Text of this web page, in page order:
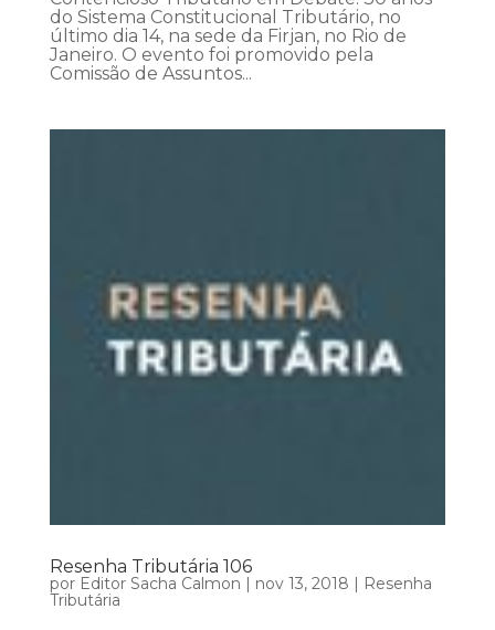
do Sistema Constitucional Tributário, no
último dia 14, na sede da Firjan, no Rio de
Janeiro. O evento foi promovido pela
Comissão de Assuntos...
Resenha Tributária 106
por Editor Sacha Calmon | nov 13, 2018 | Resenha
Tributária